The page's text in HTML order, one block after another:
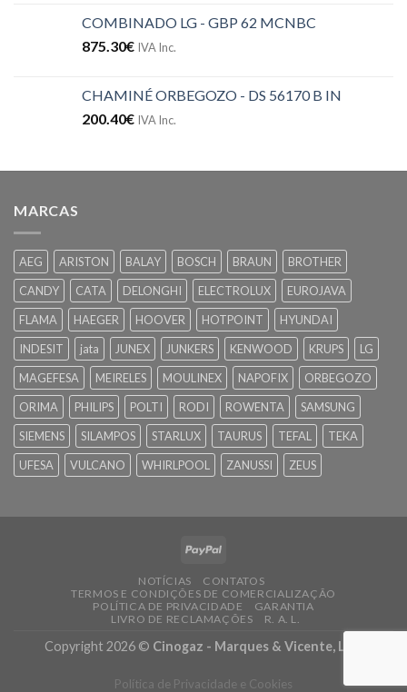
COMBINADO LG - GBP 62 MCNBC
875.30€ IVA Inc.
CHAMINÉ ORBEGOZO - DS 56170 B IN
200.40€ IVA Inc.
MARCAS
AEG ARISTON BALAY BOSCH BRAUN
BROTHER
CANDY
CATA DELONGHI ELECTROLUX
EUROJAVA
FLAMA
HAEGER HOOVER HOTPOINT
HYUNDAI
INDESIT
jata JUNEX JUNKERS KENWOOD KRUPS
LG
MAGEFESA
MEIRELES MOULINEX NAPOFIX
ORBEGOZO
ORIMA
PHILIPS POLTI RODI ROWENTA
SAMSUNG
SIEMENS
SILAMPOS STARLUX TAURUS TEFAL
TEKA
UFESA
VULCANO WHIRLPOOL ZANUSSI ZEUS
NOTÍCIAS
CONTATOS
TERMOS E CONDIÇÕES DE COMERCIALIZAÇÃO
POLÍTICA DE PRIVACIDADE
GARANTIA
LIVRO DE RECLAMAÇÕES
R. A. L.
Copyright 2026 © Cinogaz - Marques & Vicente, Lda.
Política de Privacidade e Cookies